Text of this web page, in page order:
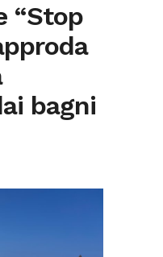
“Stop
bagni